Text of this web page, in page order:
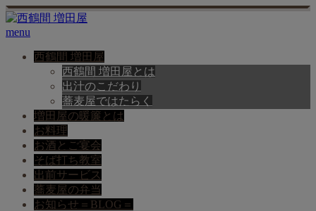
menu
西鶴間 増田屋
西鶴間 増田屋とは
出汁のこだわり
蕎麦屋ではたらく
増田屋の暖簾とは
お料理
お酒とご宴会
そば打ち教室
出前サービス
蕎麦屋の弁当
お知らせ＝BLOG＝